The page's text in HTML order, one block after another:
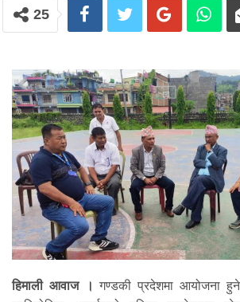
25
हिमाली आवाज । गण्डकी प्रदेशमा आयोजना